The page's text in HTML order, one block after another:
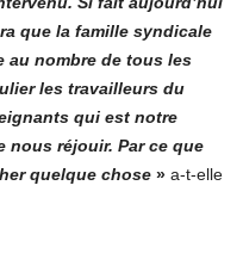
que la famille syndicale
au nombre de tous les
les travailleurs du
qui est notre
réjouir. Par ce que
quelque chose » a-t-elle